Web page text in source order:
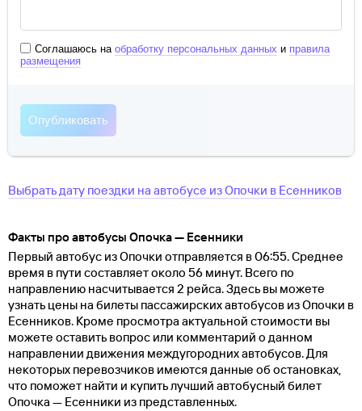
Соглашаюсь на обработку персональных данных и правила
размещения
Выбрать дату поездки на автобусе изОпочки в Есенников
Факты про автобусы Опочка — Есенники
Первый автобус из Опочки отправляется в 06:55. Среднее
время в пути составляет около 56 минут. Всего по
направлению насчитывается 2 рейса. Здесь вы можете
узнать цены на билеты пассажирских автобусов из Опочки в
Есенников. Кроме просмотра актуальной стоимости вы
можете оставить вопрос или комментарий о данном
направлении движения междугородних автобусов. Для
некоторых перевозчиков имеются данные об остановках,
что поможет найти и купить лучший автобусный билет
Опочка — Есенники из представленных.